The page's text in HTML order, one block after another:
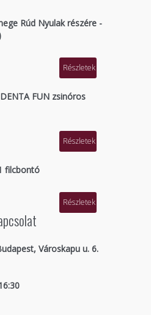
Rúd Nyulak részére -
Részletek
FUN zsinóros
Részletek
filcbontó
Részletek
Városkapu u. 6.